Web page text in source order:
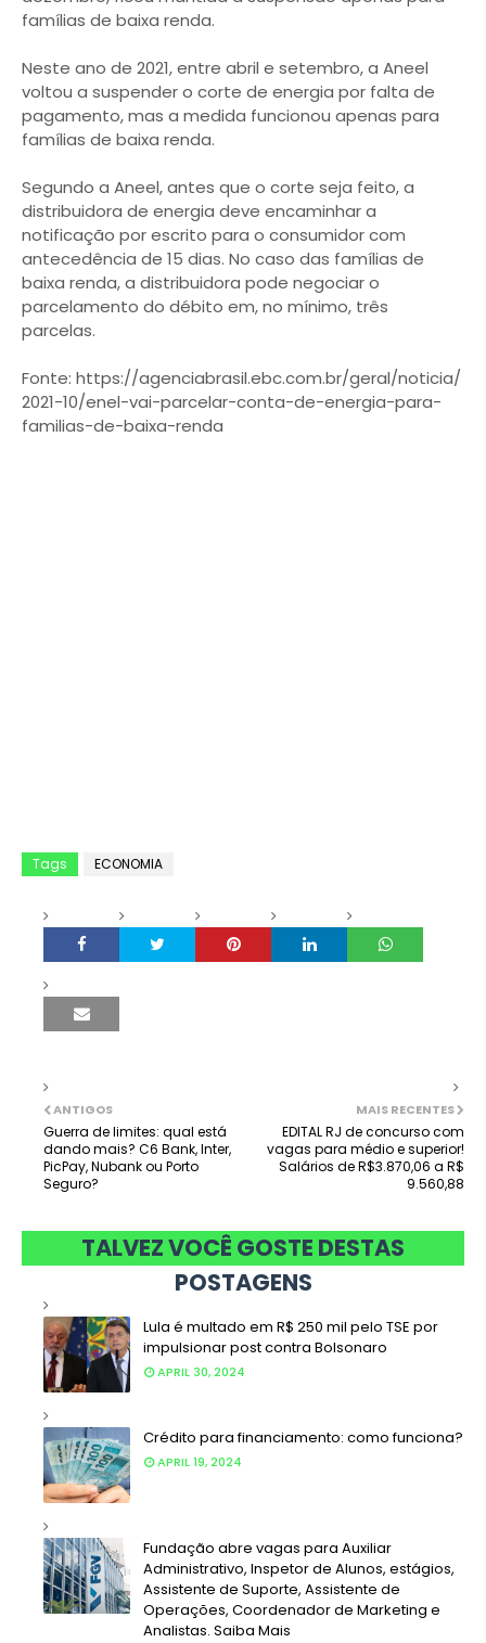
famílias de baixa renda.
Neste ano de 2021, entre abril e setembro, a Aneel
voltou a suspender o corte de energia por falta de
pagamento, mas a medida funcionou apenas para
famílias de baixa renda.
Segundo a Aneel, antes que o corte seja feito, a
distribuidora de energia deve encaminhar a
notificação por escrito para o consumidor com
antecedência de 15 dias. No caso das famílias de
baixa renda, a distribuidora pode negociar o
parcelamento do débito em, no mínimo, três
parcelas.
Fonte: https://agenciabrasil.ebc.com.br/geral/noticia/
2021-10/enel-vai-parcelar-conta-de-energia-para-
familias-de-baixa-renda
Tags ECONOMIA
MAIS RECENTES
EDITAL RJ de concurso com
vagas para médio e superior!
Salários de R$3.870,06 a R$
9.560,88
ANTIGOS
Guerra de limites: qual está
dando mais? C6 Bank, Inter,
PicPay, Nubank ou Porto
Seguro?
TALVEZ VOCÊ GOSTE DESTAS
POSTAGENS
Lula é multado em R$ 250 mil pelo TSE por
impulsionar post contra Bolsonaro
APRIL 30, 2024
Crédito para financiamento: como funciona?
APRIL 19, 2024
Fundação abre vagas para Auxiliar
Administrativo, Inspetor de Alunos, estágios,
Assistente de Suporte, Assistente de
Operações, Coordenador de Marketing e
Analistas. Saiba Mais